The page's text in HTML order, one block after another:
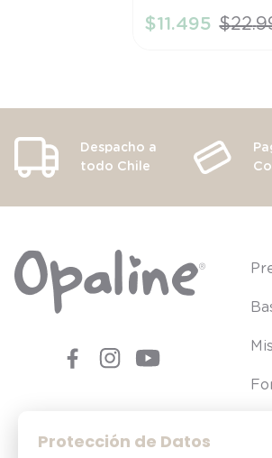
Protección de Datos
AÑADIR AL
$11 .495 $22.
Despacho a
todo Chile